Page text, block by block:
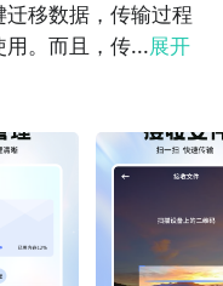
移数据，传输过程
。而且，传...展开